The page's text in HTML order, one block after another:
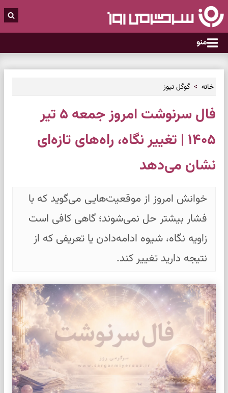
منو
خانه گوگل نیوز
فال سرنوشت امروز جمعه ۵ تیر
۱۴۰۵ | تغییر نگاه، راه‌های تازه‌ای
نشان می‌دهد
خوانش امروز از موقعیت‌هایی می‌گوید که با
فشار بیشتر حل نمی‌شوند؛ گاهی کافی است
زاویه نگاه، شیوه ادامه‌دادن یا تعریفی که از
نتیجه دارید تغییر کند.